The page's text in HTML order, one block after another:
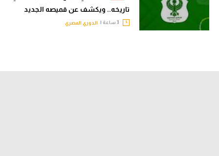
تاريخه.. ويكشف عن قميصه الجديد
الدوري المصري